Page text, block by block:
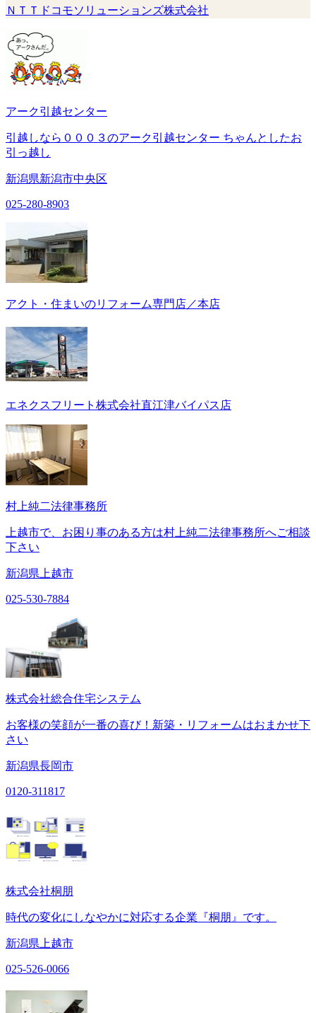
ＮＴＴドコモソリューションズ株式会社
アーク引越センター
引越しなら０００３のアーク引越センター ちゃんとしたお
引っ越し
新潟県新潟市中央区
025-280-8903
アクト・住まいのリフォーム専門店／本店
エネクスフリート株式会社直江津バイパス店
村上純二法律事務所
上越市で、お困り事のある方は村上純二法律事務所へご相談
下さい
新潟県上越市
025-530-7884
株式会社総合住宅システム
お客様の笑顔が一番の喜び！新築・リフォームはおまかせ下
さい
新潟県長岡市
0120-311817
株式会社桐朋
時代の変化にしなやかに対応する企業『桐朋』です。
新潟県上越市
025-526-0066